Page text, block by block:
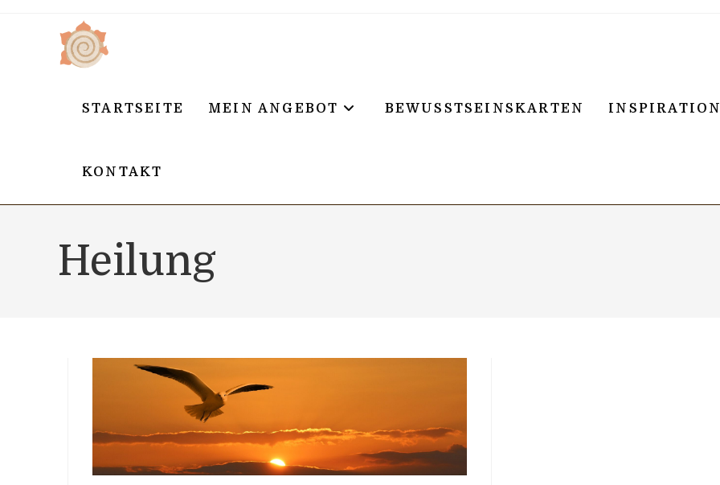
STARTSEITE MEIN ANGEBOT BEWUSSTSEINSKARTEN
KONTAKT
Heilung